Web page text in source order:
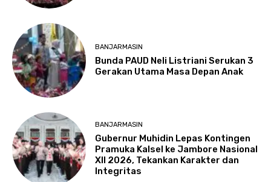
BANJARMASIN
Bunda PAUD Neli Listriani Serukan 3
Gerakan Utama Masa Depan Anak
BANJARMASIN
Gubernur Muhidin Lepas Kontingen
Pramuka Kalsel ke Jambore Nasional
XII 2026, Tekankan Karakter dan
Integritas